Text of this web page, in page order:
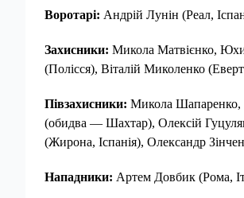
Воротарі: Андрій Лунін (Реал,
Захисники: Микола Матвієнко,
(Полісся), Віталій Миколенко
Півзахисники: Микола Шапаренко,
(обидва — Шахтар), Олексій
(Жирона, Іспанія), Олександр
Нападники: Артем Довбик (Рома,